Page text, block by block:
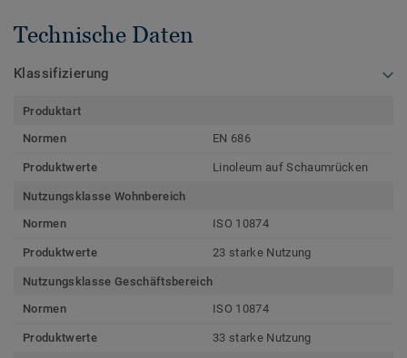
Technische Daten
Klassifizierung
Produktart
Normen
EN 686
Produktwerte Linoleum auf Schaumrücken
Nutzungsklasse Wohnbereich
Normen
ISO 10874
Produktwerte 23 starke Nutzung
Nutzungsklasse Geschäftsbereich
Normen
ISO 10874
Produktwerte 33 starke Nutzung